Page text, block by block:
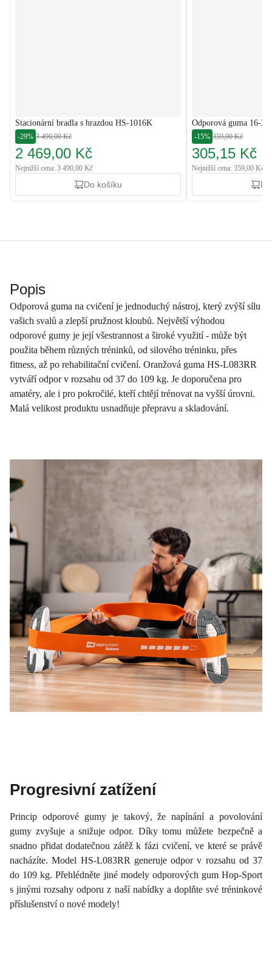
Stacionární bradla s hrazdou HS-1016K
-29% 3 490,00 Kč
2 469,00 Kč
Nejnižší cena: 3 490,00 Kč
Do košíku
Odporová guma 16-
-15% 359,00 Kč
305,15 Kč
Nejnižší cena: 359,00 Kč
Popis
Odporová guma na cvičení je jednoduchý nástroj, který zvýší sílu
vašich svalů a zlepší pružnost kloubů. Největší výhodou
odporové gumy je její všestrannost a široké využití - může být
použita během různých tréninků, od silového tréninku, přes
fitness, až po rehabilitační cvičení. Oranžová guma HS-L083RR
vytváří odpor v rozsahu od 37 do 109 kg. Je doporučena pro
amatéry, ale i pro pokročilé, kteří chtějí trénovat na vyšší úrovni.
Malá velikost produktu usnadňuje přepravu a skladování.
Progresivní zatížení
Princip odporové gumy je takový, že napínání a povolování
gumy zvyšuje a snižuje odpor. Díky tomu můžete bezpečně a
snadno přidat dodatečnou zátěž k fázi cvičení, ve které se právě
nacházíte. Model HS-L083RR generuje odpor v rozsahu od 37
do 109 kg. Přehlédněte jiné modely odporových gum Hop-Sport
s jinými rozsahy odporu z naší nabídky a doplňte své tréninkové
příslušenství o nové modely!